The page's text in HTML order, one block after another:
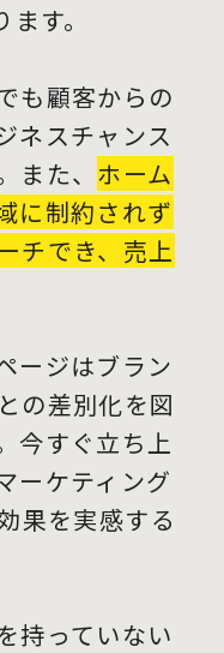
す。
も顧客からの
ネスチャンス
た、 ホーム
に制約されず
チでき、売上
ージはブラン
の差別化を図
今すぐ立ち上
ーケティング
果を実感する
持っていない